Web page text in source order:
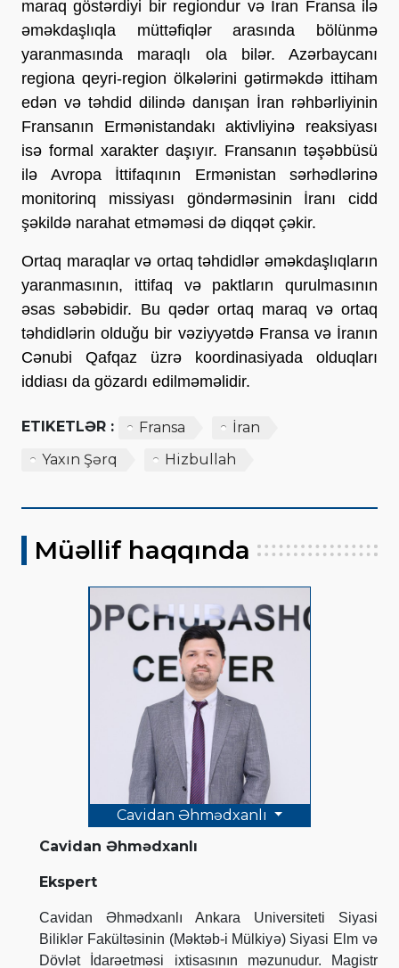
maraq göstərdiyi bir regiondur və İran Fransa ilə
əməkdaşlıqla müttəfiqlər arasında bölünmə
yaranmasında maraqlı ola bilər. Azərbaycanı
regiona qeyri-region ölkələrini gətirməkdə ittiham
edən və təhdid dilində danışan İran rəhbərliyinin
Fransanın Ermənistandakı aktivliyinə reaksiyası
isə formal xarakter daşıyır. Fransanın təşəbbüsü
ilə Avropa İttifaqının Ermənistan sərhədlərinə
monitorinq missiyası göndərməsinin İranı cidd
şəkildə narahat etməməsi də diqqət çəkir.
Ortaq maraqlar və ortaq təhdidlər əməkdaşlıqların
yaranmasının, ittifaq və paktların qurulmasının
əsas səbəbidir. Bu qədər ortaq maraq və ortaq
təhdidlərin olduğu bir vəziyyətdə Fransa və İranın
Cənubi Qafqaz üzrə koordinasiyada olduqları
iddiası da gözardı edilməməlidir.
ETIKETLƏR : Fransa
İran
Yaxın Şərq
Hizbullah
Müəllif haqqında
Cavidan Əhmədxanlı
Cavidan Əhmədxanlı
Ekspert
Cavidan Əhmədxanlı Ankara Universiteti Siyasi
Biliklər Fakültəsinin (Məktəb-i Mülkiyə) Siyasi Elm və
Dövlət İdarəetməsi ixtisasının məzunudur. Magistr